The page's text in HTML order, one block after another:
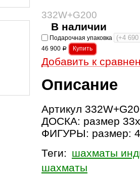
332W+G200
В наличии
Подарочная упаковка
46 900 Р
Добавить к
Описание
Артикул
ДОСКА: размер
ФИГУРЫ: размер:
Теги: шахматы
шахматы